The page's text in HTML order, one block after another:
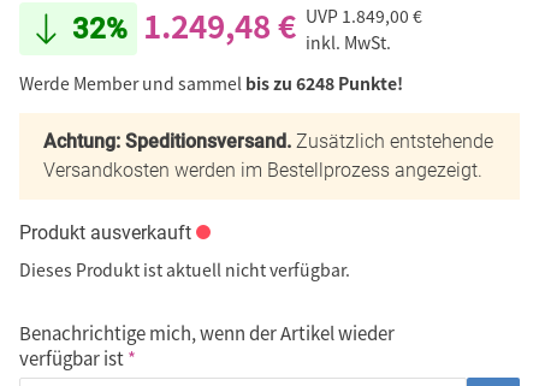
32% 1.249,48 € UVP 1.849,00 €
inkl. MwSt.
Werde Member und sammel bis zu 6248 Punkte!
Achtung: Speditionsversand. Zusätzlich entstehende
Versandkosten werden im Bestellprozess angezeigt.
Produkt ausverkauft
Dieses Produkt ist aktuell nicht verfügbar.
Benachrichtige mich, wenn der Artikel wieder
verfügbar ist